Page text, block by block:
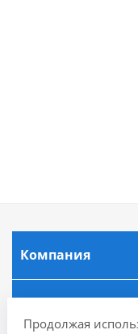
Компания
Информация
Продолжая